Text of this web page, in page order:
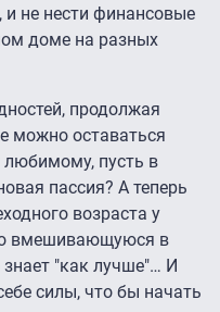
не нести финансовые
доме на разных
продолжая
можно оставаться
пусть в
пассия? А теперь
возраста у
вмешивающуюся в
"как лучше"… И
силы, что бы начать